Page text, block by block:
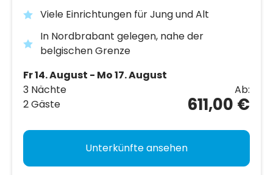
Viele Einrichtungen für Jung und Alt
In Nordbrabant gelegen, nahe der
belgischen Grenze
Fr 14. August - Mo 17. August
3 Nächte
2 Gäste
Ab:
611,00 €
Unterkünfte ansehen